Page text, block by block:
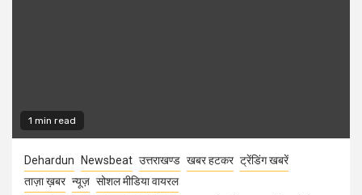
1 min read
Dehardun Newsbeat उत्तराखण्ड खबर हटकर ट्रेंडिंग खबरें
ताज़ा ख़बर न्यूज़ सोशल मीडिया वायरल